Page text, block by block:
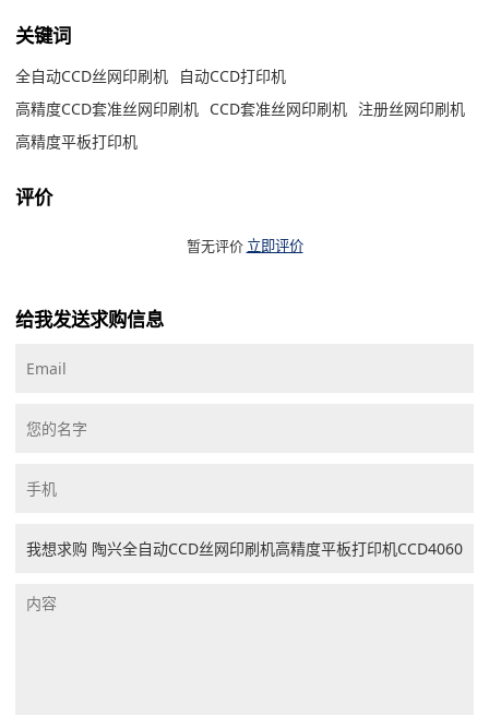
关键词
全自动CCD丝网印刷机
自动CCD打印机
高精度CCD套准丝网印刷机 CCD套准丝网印刷机 注册丝网印刷机
高精度平板打印机
评价
暂无评价 立即评价
给我发送求购信息